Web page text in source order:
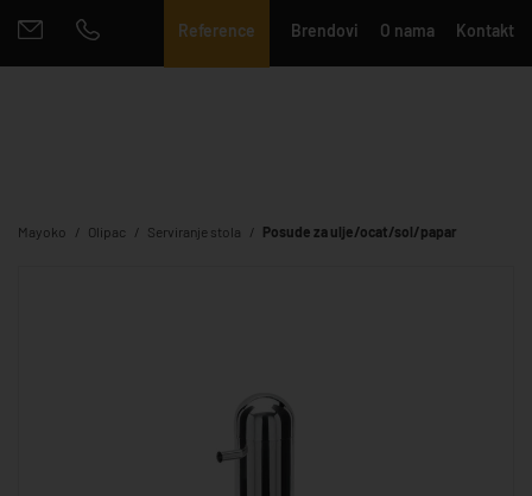
Reference Brendovi O nama Kontakt
Mayoko Olipac Serviranje stola Posude za ulje/ocat/sol/papar